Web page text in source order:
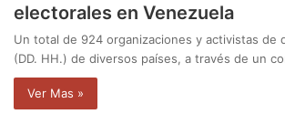
electorales en Venezuela
Un total de 924 organizaciones y activistas de
(DD. HH.) de diversos países, a través de un
Ver Mas »